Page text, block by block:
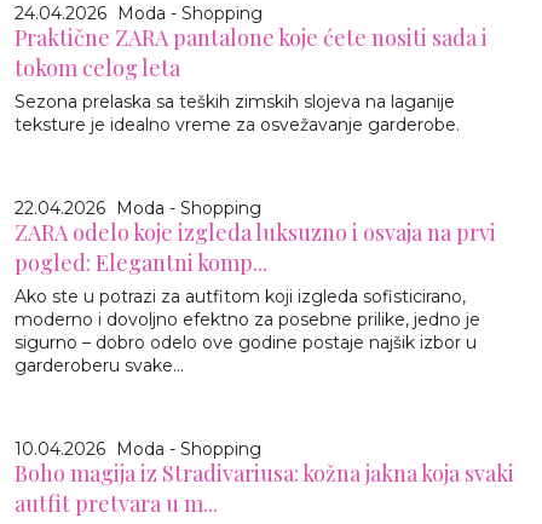
24.04.2026 Moda - Shopping
Praktične ZARA pantalone koje ćete nositi sada i
tokom celog leta
Sezona prelaska sa teških zimskih slojeva na laganije
teksture je idealno vreme za osvežavanje garderobe.
22.04.2026 Moda - Shopping
ZARA odelo koje izgleda luksuzno i osvaja na prvi
pogled: Elegantni komp...
Ako ste u potrazi za autfitom koji izgleda sofisticirano,
moderno i dovoljno efektno za posebne prilike, jedno je
sigurno – dobro odelo ove godine postaje najšik izbor u
garderoberu svake...
10.04.2026 Moda - Shopping
Boho magija iz Stradivariusa: kožna jakna koja svaki
autfit pretvara u m...